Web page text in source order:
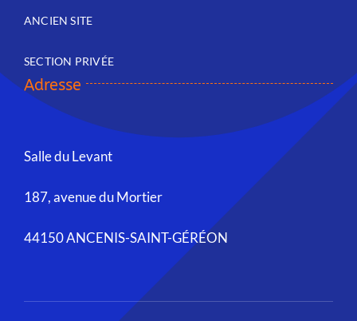
ANCIEN SITE
SECTION PRIVÉE
Adresse
Salle du Levant
187, avenue du Mortier
44150 ANCENIS-SAINT-GÉRÉON